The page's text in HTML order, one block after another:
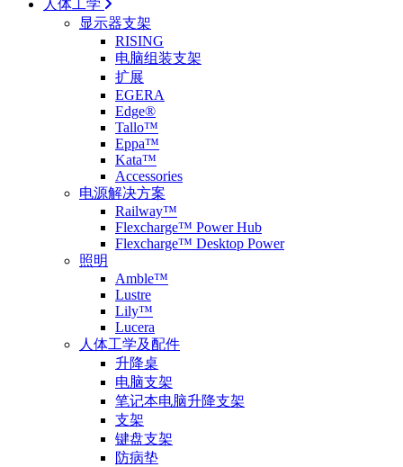
人体工学
显示器支架
RISING
电脑组装支架
扩展
EGERA
Edge®
Tallo™
Eppa™
Kata™
Accessories
电源解决方案
Railway™
Flexcharge™ Power Hub
Flexcharge™ Desktop Power
照明
Amble™
Lustre
Lily™
Lucera
人体工学及配件
升降桌
电脑支架
笔记本电脑升降支架
支架
键盘支架
防病垫